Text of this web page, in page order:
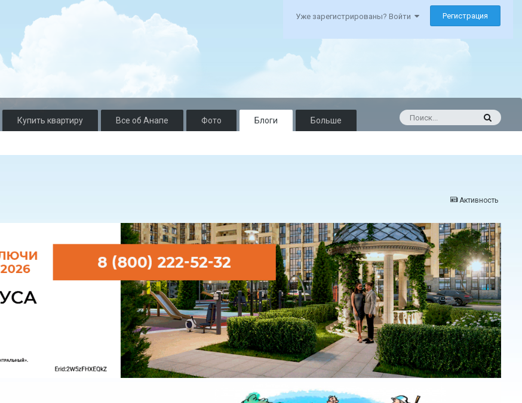
Уже зарегистрированы? Войти Регистрация
Купить квартиру Все об Анапе Фото Блоги Больше
Активность